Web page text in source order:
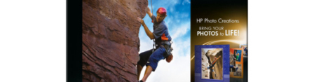
IMPRESIÓN GESTIONADA